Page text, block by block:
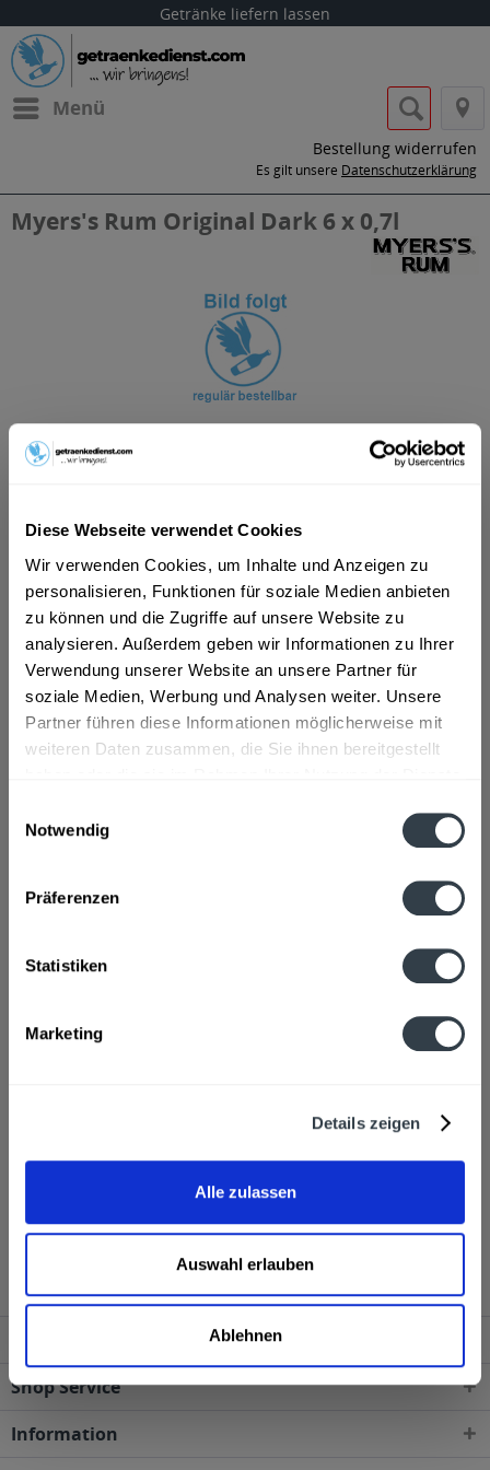
Diese Webseite verwendet Cookies
Wir verwenden Cookies, um Inhalte und Anzeigen zu
personalisieren, Funktionen für soziale Medien anbieten
zu können und die Zugriffe auf unsere Website zu
analysieren. Außerdem geben wir Informationen zu Ihrer
Verwendung unserer Website an unsere Partner für
soziale Medien, Werbung und Analysen weiter. Unsere
Partner führen diese Informationen möglicherweise mit
weiteren Daten zusammen, die Sie ihnen bereitgestellt
Notwendig
Präferenzen
Statistiken
Marketing
Details zeigen
Alle zulassen
Auswahl erlauben
Ablehnen
Getränke liefern lassen
Menü
Bestellung widerrufen
Es gilt unsere Datenschutzerklärung
Myers's Rum Original Dark 6 x 0,7l
ab 56,99 € *
Inhalt: 4.2 Liter (13,57 € * / 1 Liter)
inkl. MwSt.ggf. zzgl. Erschwerniszuschlag
Vorrätig
In den Warenkorb
Hersteller
0NBmehr
40,0% volmehr
Kunden haben sich ebenfalls angesehen
Myers's Rum Original Dark 6 x 0,7l wird in den
folgenden Regionen, Städten, Orten und Postleitzahl-
Shop Service
Information